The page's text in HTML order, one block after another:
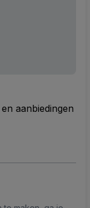
aanbiedingen